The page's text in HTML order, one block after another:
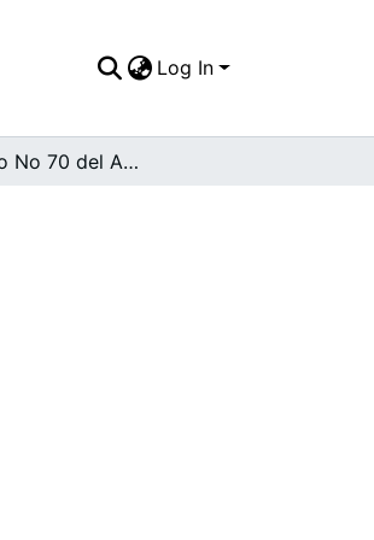
Log In
Aniversario No 70 del Acueducto Metálico a presión